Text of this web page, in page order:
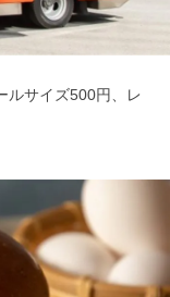
ルサイズ500円、レ